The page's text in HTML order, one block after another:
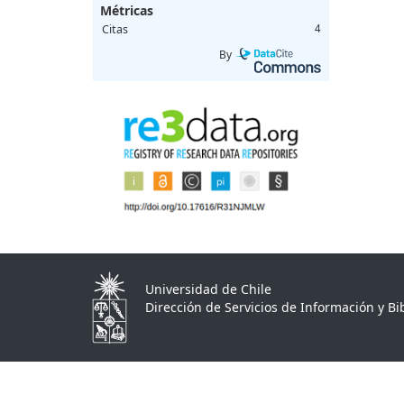
Métricas
Citas 4
By
Universidad de Chile
Dirección de Servicios de Información y